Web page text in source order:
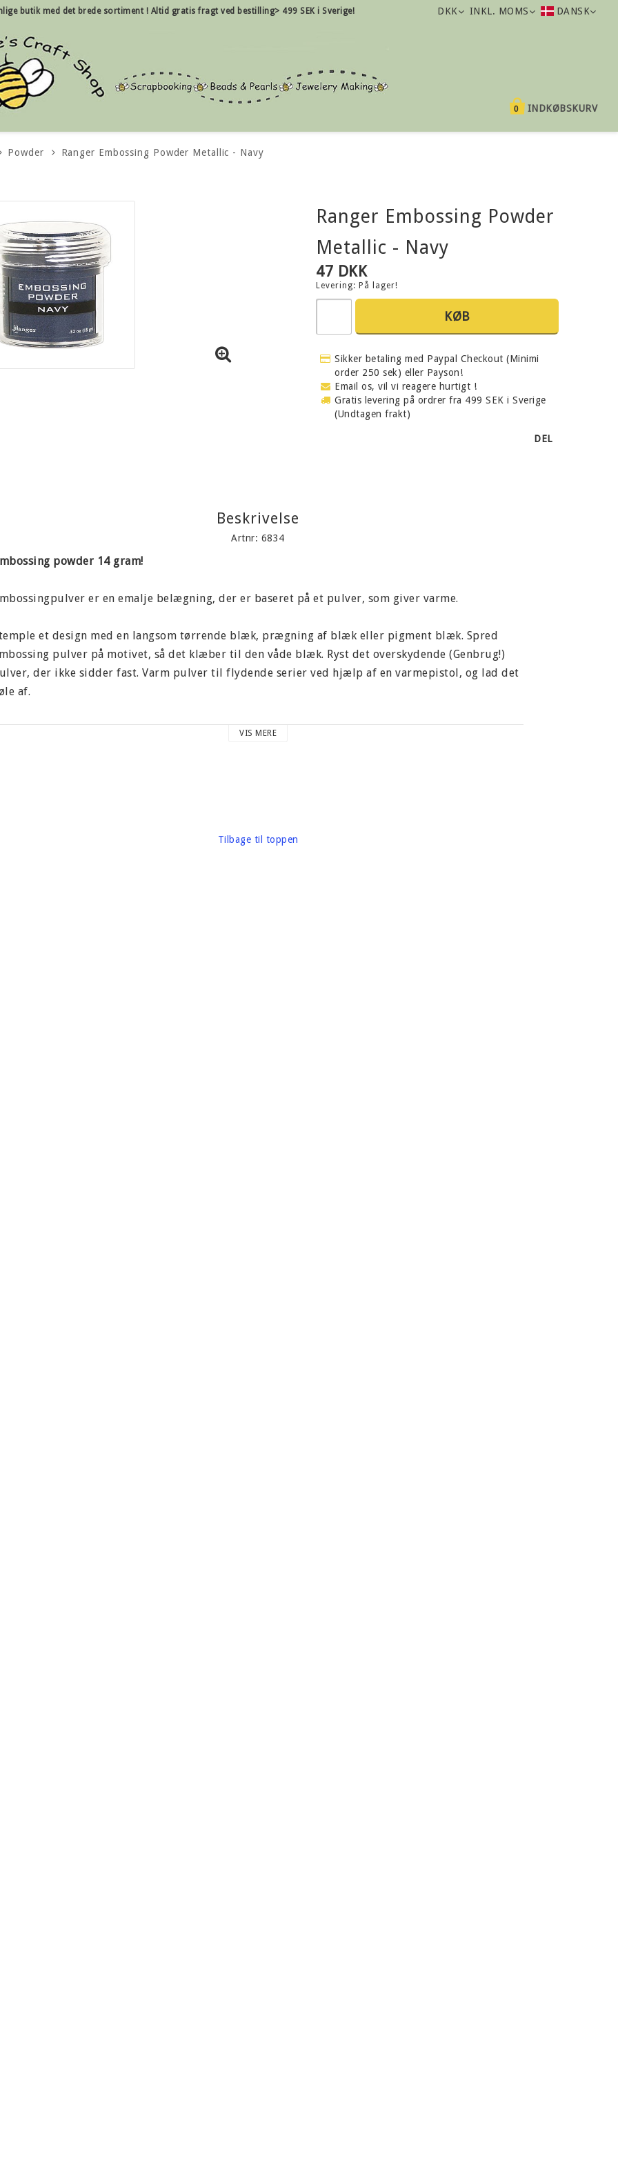
butik med det brede sortiment ! Altid gratis fragt ved bestilling> 499 SEK i Sverige! DKK INKL. MOMS DANSK
INDKØBSKURV
0
Powder Ranger Embossing Powder Metallic - Navy
Ranger Embossing Powder
Metallic - Navy
47 DKK
Levering: På lager!
KØB
Sikker betaling med Paypal Checkout (Minimi
order 250 sek) eller Payson!
Email os, vil vi reagere hurtigt !
Gratis levering på ordrer fra 499 SEK i Sverige
(Undtagen frakt)
DEL
Beskrivelse
Artnr: 6834
powder 14 gram!
er en emalje belægning, der er baseret på et pulver, som giver varme.
et design med en langsom tørrende blæk, prægning af blæk eller pigment blæk. Spred
pulver på motivet, så det klæber til den våde blæk. Ryst det overskydende (Genbrug!)
der ikke sidder fast. Varm pulver til flydende serier ved hjælp af en varmepistol, og lad det
af.
præget motiv med mange detaljer, skal du bruge et pulver med små korn.
VIS MERE
Tilbage til toppen